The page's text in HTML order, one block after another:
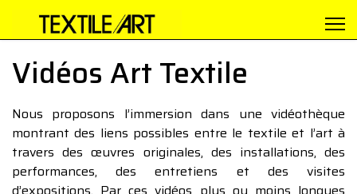
Vidéos Art Textile
Nous proposons l’immersion dans une vidéothèque
montrant des liens possibles entre le textile et l’art à
travers des œuvres originales, des installations, des
performances, des entretiens et des visites